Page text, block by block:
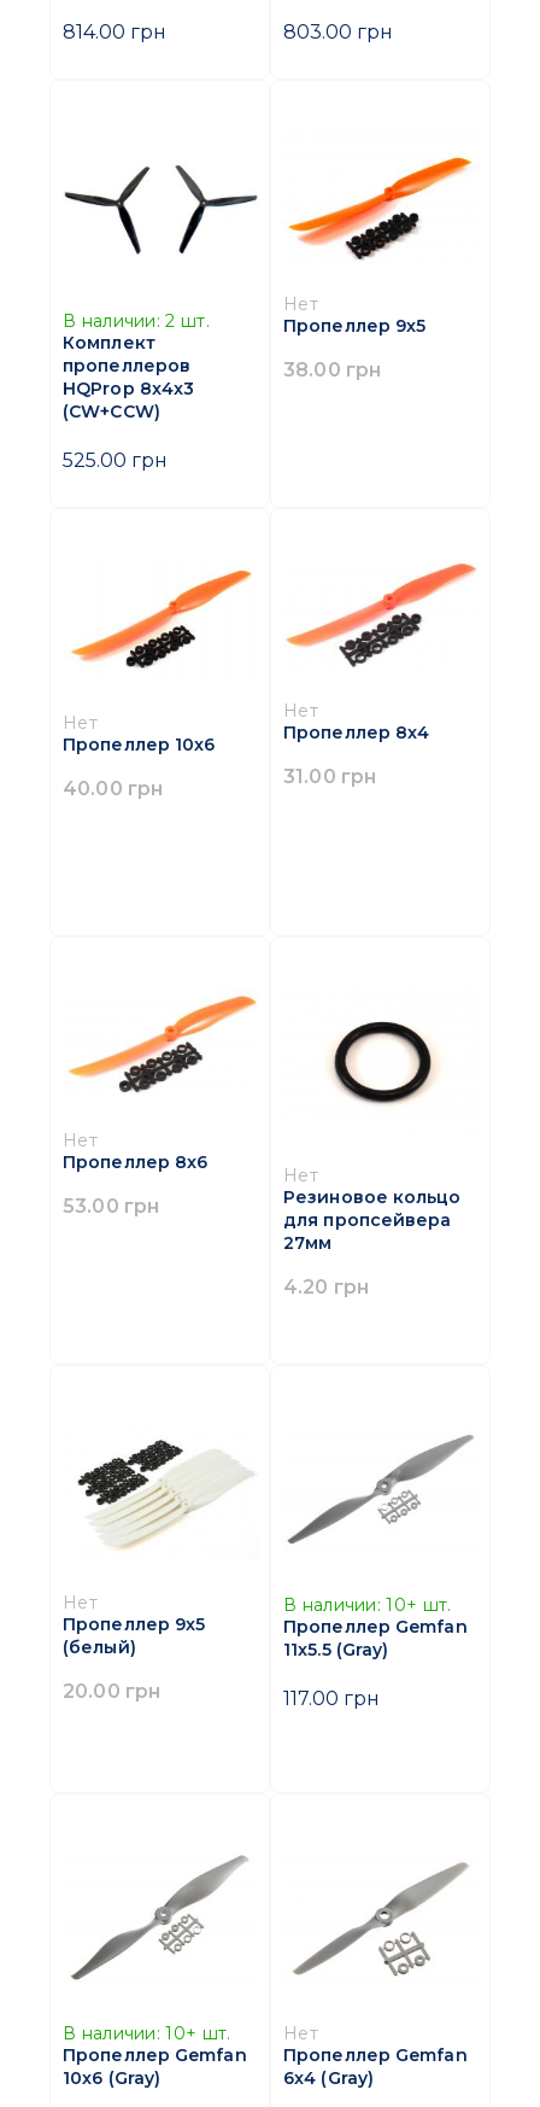
814.00 грн 803.00 грн
В наличии: 2 шт.
Комплект
пропеллеров
HQProp 8x4x3
(CW+CCW)
525.00 грн
Нет
Пропеллер 9x5
38.00 грн
Нет
Пропеллер 10x6
40.00 грн
Нет
Пропеллер 8x4
31.00 грн
Нет
Пропеллер 8x6
53.00 грн
Нет
Резиновое кольцо
для пропсейвера
27мм
4.20 грн
Нет
Пропеллер 9x5
(белый)
20.00 грн
В наличии: 10+ шт.
Пропеллер Gemfan
11x5.5 (Gray)
117.00 грн
В наличии: 10+ шт.
Пропеллер Gemfan
10x6 (Gray)
Нет
Пропеллер Gemfan
6x4 (Gray)